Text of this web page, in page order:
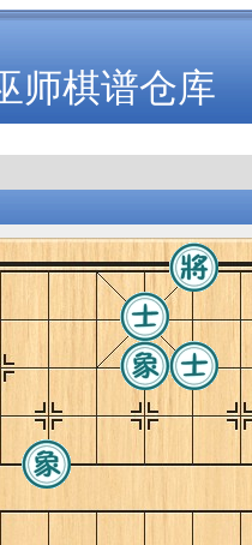
师棋谱仓库